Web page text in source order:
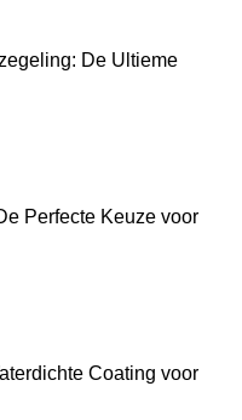
De Ultieme
Perfecte Keuze voor
Coating voor